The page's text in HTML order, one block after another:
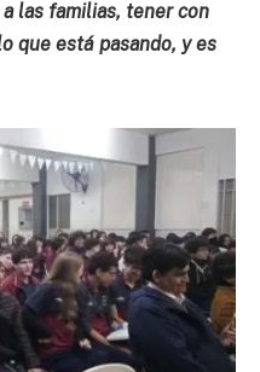
las familias, tener con
que está pasando, y es